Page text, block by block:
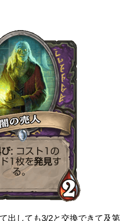
出しても3/2と交換できて及第